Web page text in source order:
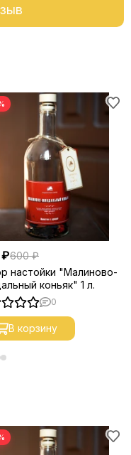
600 ₽
настойки "Малиново-
коньяк" 1 л.
0
В корзину